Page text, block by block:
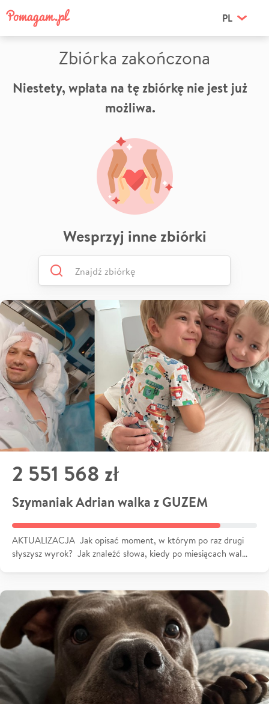
PL
Zbiórka zakończona
Niestety, wpłata na tę zbiórkę nie jest już
możliwa.
Wesprzyj inne zbiórki
2 551 568 zł
Szymaniak Adrian walka z GUZEM
AKTUALIZACJA Jak opisać moment, w którym po raz drugi
słyszysz wyrok? Jak znaleźć słowa, kiedy po miesiącach wal…